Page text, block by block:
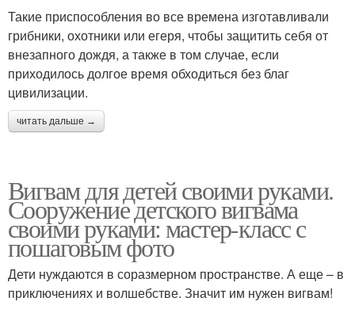
Такие приспособления во все времена изготавливали
грибники, охотники или егеря, чтобы защитить себя от
внезапного дождя, а также в том случае, если
приходилось долгое время обходиться без благ
цивилизации.
читать дальше →
Вигвам для детей своими руками.
Сооружение детского вигвама
своими руками: мастер-класс с
пошаговым фото
Дети нуждаются в соразмерном пространстве. А еще – в
приключениях и волшебстве. Значит им нужен вигвам!